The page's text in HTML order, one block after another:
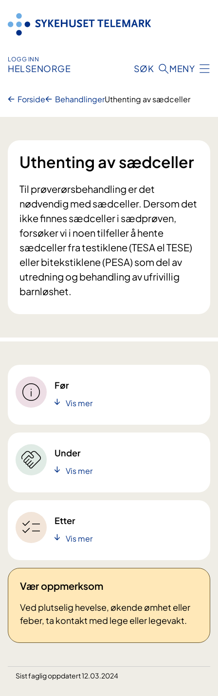
innhold
LOGG INN
HELSENORGE SØK MENY
Forside BehandlingerUthenting av sædceller
Uthenting av sædceller
Til prøverørsbehandling er det
nødvendig med sædceller. Dersom det
ikke finnes sædceller i sædprøven,
forsøker vi i noen tilfeller å hente
sædceller fra testiklene (TESA el TESE)
eller bitekstiklene (PESA) som del av
utredning og behandling av ufrivillig
barnløshet.
Før
Vis mer
Under
Vis mer
Etter
Vis mer
Vær oppmerksom
Ved plutselig hevelse, økende ømhet eller
feber, ta kontakt med lege eller legevakt.
Sist faglig oppdatert 12.03.2024